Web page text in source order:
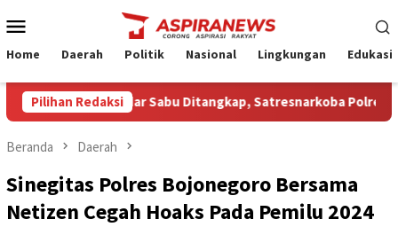
ke
Mobile
Home Daerah Politik Nasional Lingkungan Edukasi
Pilihan Redaksi
Pengedar Sabu Ditangkap, Satresnarkoba Polres Nganjuk
Beranda Daerah
Sinegitas Polres Bojonegoro Bersama
Netizen Cegah Hoaks Pada Pemilu 2024